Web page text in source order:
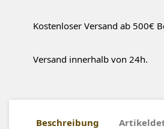
Kostenloser Versand ab 500€
Versand innerhalb von 24h.
Beschreibung